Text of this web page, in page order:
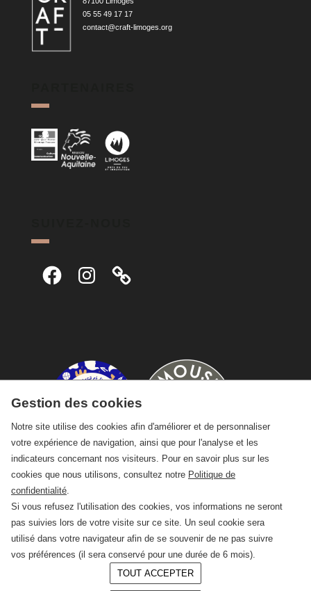
05 55 49 17 17
contact@craft-limoges.org
FacebookInstagram
Gestion des cookies
Notre site utilise des cookies afin d'améliorer et de personnaliser
votre expérience de navigation, ainsi que pour l'analyse et les
indicateurs concernant nos visiteurs. Pour en savoir plus sur les
cookies que nous utilisons, consultez notre Politique de
confidentialité
Si vous refusez l'utilisation des cookies, vos informations ne seront
pas suivies lors de votre visite sur ce site. Un seul cookie sera
utilisé dans votre navigateur afin de se souvenir de ne pas suivre
vos préférences (il sera conservé pour une durée de 6 mois).
TOUT ACCEPTER